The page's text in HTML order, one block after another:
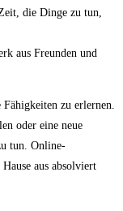
die Dinge zu tun,
​aus Freunden und
zu erlernen.
oder eine neue
tun. Online-
aus absolviert